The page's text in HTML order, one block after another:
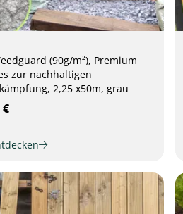
(90g/m²), Premium
zur nachhaltigen
2,25 x50m, grau
€